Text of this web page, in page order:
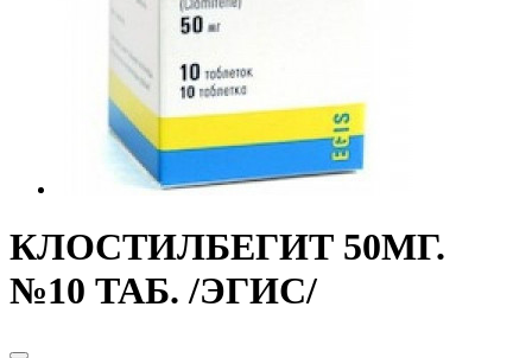
КЛОСТИЛБЕГИТ 50МГ.
№10 ТАБ. /ЭГИС/